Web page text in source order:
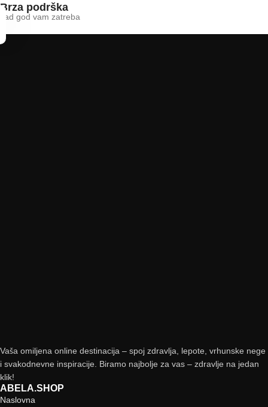
Brza podrška
kad god vam zatreba
Vaša omiljena online destinacija – spoj zdravlja, lepote, vrhunske nege
i svakodnevne inspiracije. Biramo najbolje za vas – zdravlje na jedan
klik!
ABELA.SHOP
Naslovna